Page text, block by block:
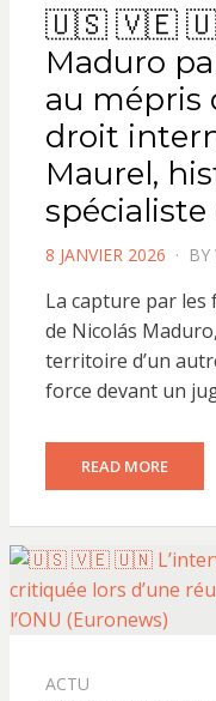
🇺🇸 🇻🇪
Maduro
au mépris
droit
Maurel,
spécialiste
POSTED
8 JANVIER 2026 BY
La capture par les
de Nicolás
territoire d’un
force devant un
READ MORE
ACTU